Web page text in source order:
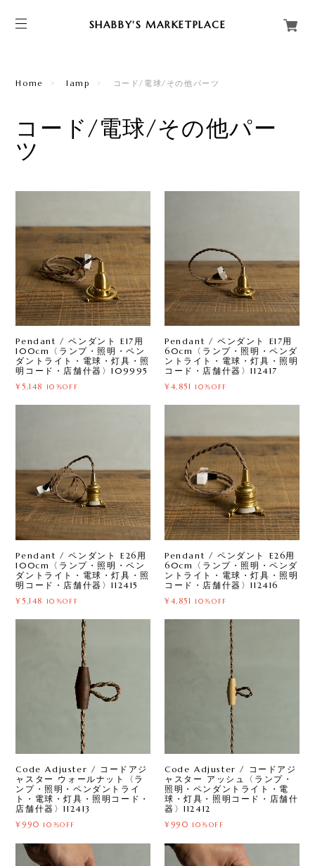
SHABBY'S MARKETPLACE
Home lamp コード/電球/その他パーツ
コード/電球/その他パー
ツ
Pendant / ペンダント E17用
100cm〈ランプ・照明・ペン
ダントライト・電球・灯具・照
明コード・店舗什器〉109995
¥5,148 10%OFF
Pendant / ペンダント E17用
60cm〈ランプ・照明・ペンダ
ントライト・電球・灯具・照明
コード・店舗什器〉112417
¥4,851 10%OFF
Pendant / ペンダント E26用
100cm〈ランプ・照明・ペン
ダントライト・電球・灯具・照
明コード・店舗什器〉112415
¥5,148 10%OFF
Pendant / ペンダント E26用
60cm〈ランプ・照明・ペンダ
ントライト・電球・灯具・照明
コード・店舗什器〉112416
¥4,851 10%OFF
Code Adjuster / コードアジ
ャスター ウォールナット〈ラ
ンプ・照明・ペンダントライ
ト・電球・灯具・照明コード・
店舗什器〉112413
¥990 10%OFF
Code Adjuster / コードアジ
ャスター アッシュ〈ランプ・
照明・ペンダントライト・電
球・灯具・照明コード・店舗什
器〉112412
¥990 10%OFF